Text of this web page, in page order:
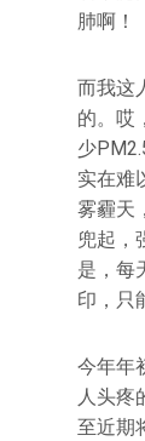
肺啊！
而我这
的。哎
少
实在难
雾霾天
兜起，
是，每
印，只
今年年
人头疼
至近期